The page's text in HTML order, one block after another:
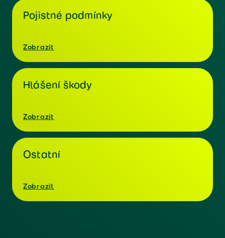
Pojistné podmínky
Zobrazit
Hlášení škody
Zobrazit
Ostatní
Zobrazit